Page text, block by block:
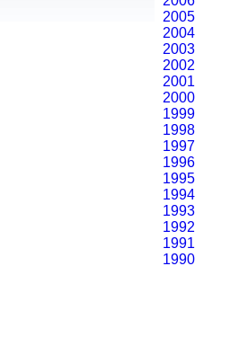
2005
2004
2003
2002
2001
2000
1999
1998
1997
1996
1995
1994
1993
1992
1991
1990